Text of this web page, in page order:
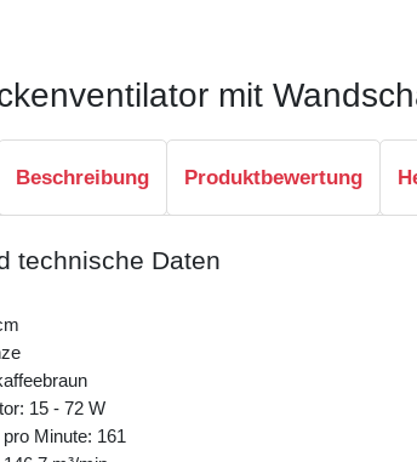
mit
Beschreibung Produktbewertung
technische Daten
15 - 72 W
Minute: 161